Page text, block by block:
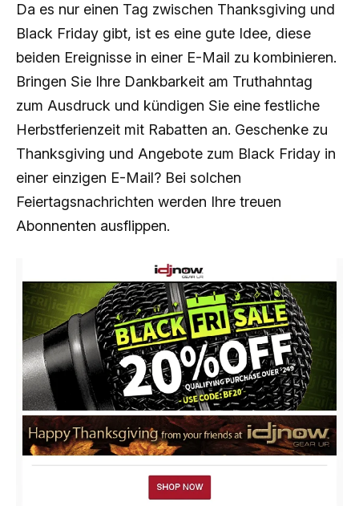
Da es nur einen Tag zwischen Thanksgiving und
Black Friday gibt, ist es eine gute Idee, diese
beiden Ereignisse in einer E-Mail zu kombinieren.
Bringen Sie Ihre Dankbarkeit am Truthahntag
zum Ausdruck und kündigen Sie eine festliche
Herbstferienzeit mit Rabatten an. Geschenke zu
Thanksgiving und Angebote zum Black Friday in
einer einzigen E-Mail? Bei solchen
Feiertagsnachrichten werden Ihre treuen
Abonnenten ausflippen.